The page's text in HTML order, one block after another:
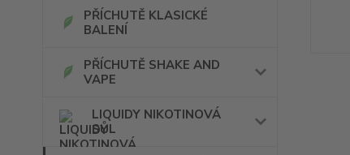
PŘÍCHUTĚ KLASICKÉ
BALENÍ
PŘÍCHUTĚ SHAKE AND
VAPE
LIQUIDY NIKOTINOVÁ
SŮL